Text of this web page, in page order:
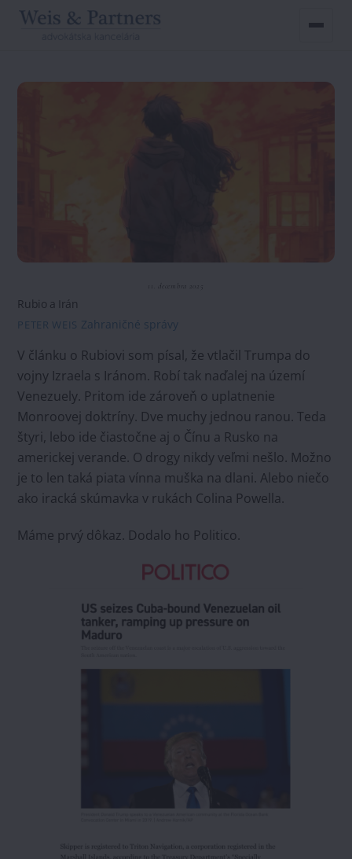
11. decembra 2025
Rubio a Irán
PETER WEIS Zahraničné správy
V článku o Rubiovi som písal, že vtlačil Trumpa do
vojny Izraela s Iránom. Robí tak naďalej na území
Venezuely. Pritom ide zároveň o uplatnenie
Monroovej doktríny. Dve muchy jednou ranou. Teda
štyri, lebo ide čiastočne aj o Čínu a Rusko na
americkej verande. O drogy nikdy veľmi nešlo. Možno
je to len taká piata vínna muška na dlani. Alebo niečo
ako iracká skúmavka v rukách Colina Powella.
Máme prvý dôkaz. Dodalo ho Politico.